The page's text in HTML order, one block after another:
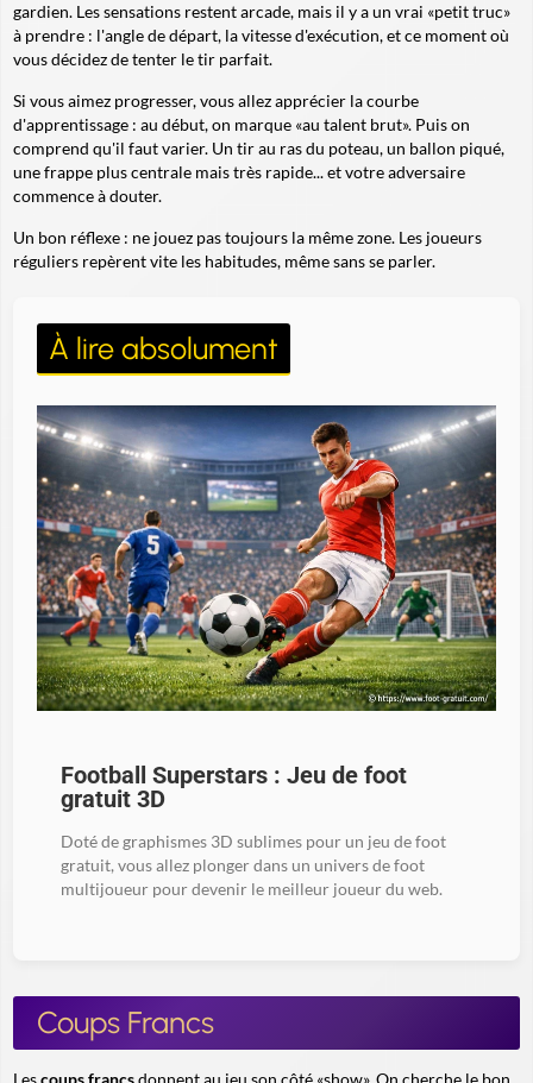
gardien. Les sensations restent arcade, mais il y a un vrai «petit truc»
à prendre : l'angle de départ, la vitesse d'exécution, et ce moment où
vous décidez de tenter le tir parfait.
Si vous aimez progresser, vous allez apprécier la courbe
d'apprentissage : au début, on marque «au talent brut». Puis on
comprend qu'il faut varier. Un tir au ras du poteau, un ballon piqué,
une frappe plus centrale maistrès rapide... et votre adversaire
commence à douter.
Un bon réflexe : ne jouez pas toujours la même zone. Les joueurs
réguliers repèrent vite les habitudes, même sans se parler.
À lire absolument
Football Superstars : Jeu de foot
gratuit 3D
Doté de graphismes 3D sublimes pour un jeu de foot
gratuit, vous allez plonger dans un univers de foot
multijoueur pour devenir le meilleur joueur du web.
Coups Francs